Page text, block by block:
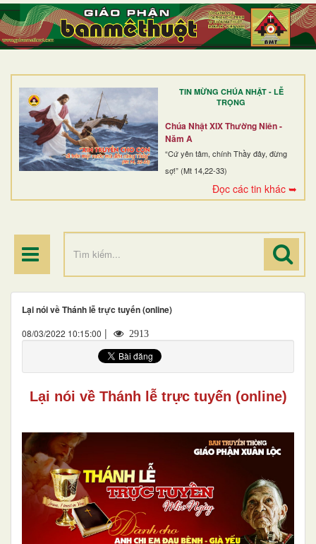
TIN MỪNG CHÚA NHẬT - LỄ
TRỌNG
Chúa Nhật XIX Thường Niên -
Năm A
“Cứ yên tâm, chính Thầy đây, đừng
sợ!” (Mt 14,22-33)
Đọc các tin khác ➥
TRANG NHẤT
GIỚI THIỆU
DÒNG TU
BAN MỤC VỤ
ĐOÀN THỂ CG
Lại nói về Thánh lễ trực tuyến (online)
08/03/2022 10:15:00 | 2913
Lại nói về Thánh lễ trực tuyến (online)